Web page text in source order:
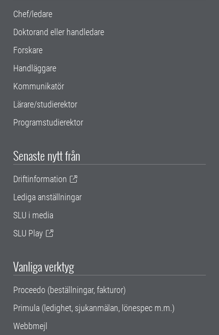
Chef/ledare
Doktorand eller handledare
Forskare
Handläggare
Kommunikatör
Lärare/studierektor
Programstudierektor
Senaste nytt från
Driftinformation
Lediga anställningar
SLU i media
SLU Play
Vanliga verktyg
Proceedo (beställningar, fakturor)
Primula (ledighet, sjukanmälan, lönespec m.m.)
Webbmejl